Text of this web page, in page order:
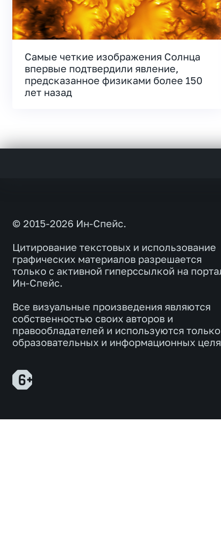
Самые четкие изображения Солнца
впервые подтвердили явление,
предсказанное физиками более 150
лет назад
© 2015-2026 Ин-Спейс.
Цитирование текстовых и использование
графических материалов разрешается
только с активной гиперссылкой на
Ин-Спейс.
Все визуальные произведения являются
собственностью своих авторов и
правообладателей и используются
образовательных и информационных